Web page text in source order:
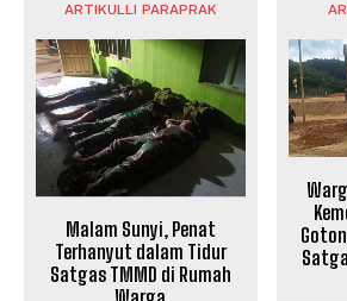
ARTIKULLI PARAPRAK
Malam Sunyi, Penat
Terhanyut dalam Tidur
Satgas TMMD di Rumah